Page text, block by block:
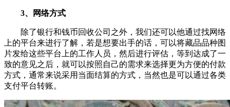
3、网络方式
除了银行和钱币回收公司之外，我们还可以他通过找网络
上的平台来进行了解，若是想要出手的话，可以将藏品品种图
片发给这些平台上的工作人员，然后进行评估，等到达成了一
致的意见之后，就可以按照自己的需求来选择更为方便的付款
方式，通常来说采用当面结算的方式，当然也是可以通过各类
支付平台转账。